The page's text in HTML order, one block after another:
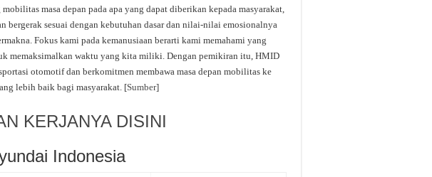
masa depan pada apa yang dapat diberikan kepada masyarakat,
bergerak sesuai dengan kebutuhan dasar dan nilai-nilai emosionalnya
Fokus kami pada kemanusiaan berarti kami memahami yang
memaksimalkan waktu yang kita miliki. Dengan pemikiran itu, HMID
otomotif dan berkomitmen membawa masa depan mobilitas ke
lebih baik bagi masyarakat. [Sumber]
KERJANYA DISINI
Indonesia